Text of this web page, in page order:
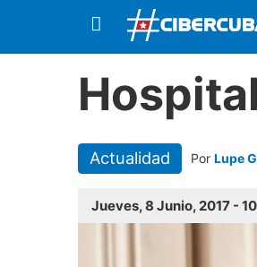
Actualidad Por Lupe
Jueves, 8 Junio, 2017 -